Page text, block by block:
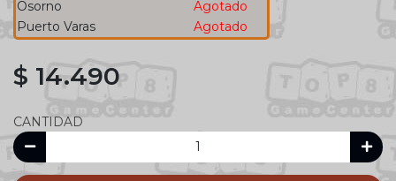
Osorno
Agotado
Puerto Varas
Agotado
$ 14.490
CANTIDAD